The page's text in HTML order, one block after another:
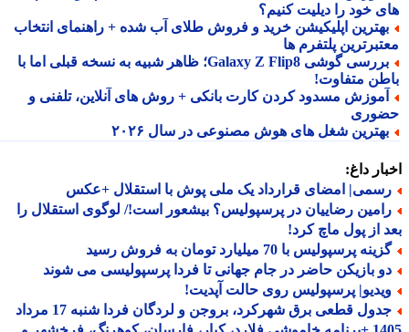
خود را دیلیت کنیم؟
اپلیکیشن خرید و فروش طلای آب شده + راهنمای انتخاب
پلتفرم ها
بررسی گوشی Galaxy Z Flip8؛ ظاهر شبیه به نسخه قبلی اما با
متفاوت!
مسدود کردن کارت بانکی + روش های آنلاین، تلفنی و
شغل های هوش مصنوعی در سال ۲۰۲۶
داغ:
امضای قرارداد یک ملی پوش با استقلال +عکس
رضاییان در پرسپولیس؟ بیشعور است!/ لوگوی استقلال را
از پول ماچ کرد!
پرسپولیس با 70 میلیارد تومان به فروش رسید
بازیکن حاضر در جام جهانی تا فردا پرسپولیسی می شوند
پرسپولیس روی حالت آپدیت!
جدول قطعی برق شهرکرد، بروجن و لردگان فردا شنبه 17 مرداد